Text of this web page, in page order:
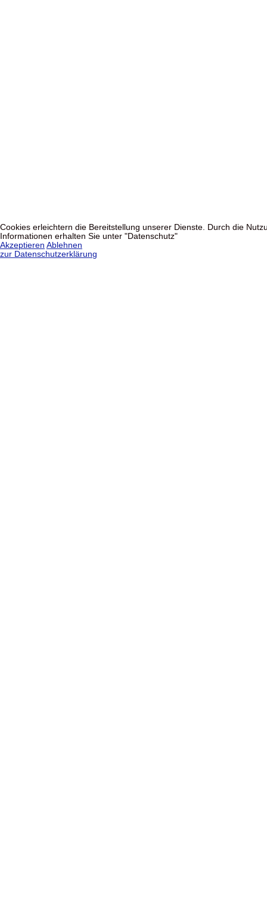
Cookies erleichtern die Bereitstellung unserer Dienste. Durch die
Informationen erhalten Sie unter "Datenschutz"
Akzeptieren Ablehnen
zur Datenschutzerklärung